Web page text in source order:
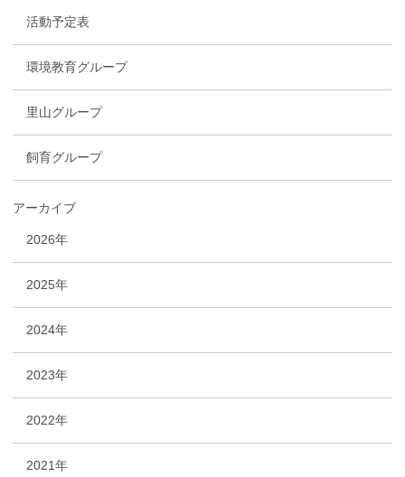
活動予定表
環境教育グループ
里山グループ
飼育グループ
アーカイブ
2026年
2025年
2024年
2023年
2022年
2021年